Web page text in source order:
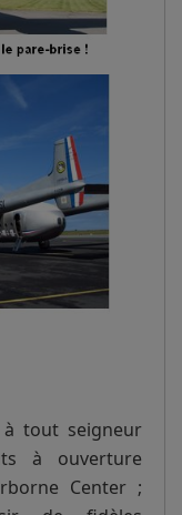
tout seigneur
à ouverture
Center ;